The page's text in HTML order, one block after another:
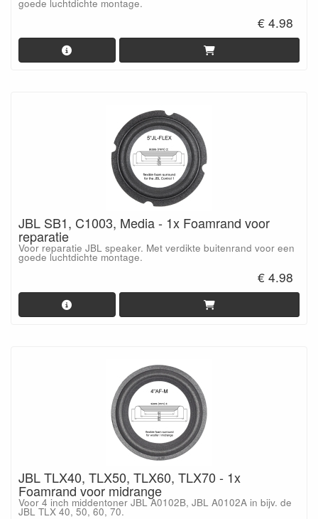
goede luchtdichte montage.
€ 4.98
JBL SB1, C1003, Media - 1x Foamrand voor
reparatie
Voor reparatie JBL speaker. Met verdikte buitenrand voor een
goede luchtdichte montage.
€ 4.98
JBL TLX40, TLX50, TLX60, TLX70 - 1x
Foamrand voor midrange
Voor 4 inch middentoner JBL A0102B, JBL A0102A in bijv. de
JBL TLX 40, 50, 60, 70.